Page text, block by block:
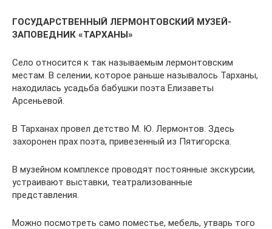
ГОСУДАРСТВЕННЫЙ ЛЕРМОНТОВСКИЙ МУЗЕЙ-
ЗАПОВЕДНИК «ТАРХАНЫ»
Село относится к так называемым лермонтовским
местам. В селении, которое раньше называлось Тарханы,
находилась усадьба бабушки поэта Елизаветы
Арсеньевой.
В Тарханах провел детство М. Ю. Лермонтов. Здесь
захоронен прах поэта, привезенный из Пятигорска.
В музейном комплексе проводят постоянные экскурсии,
устраивают выставки, театрализованные
представления.
Можно посмотреть само поместье, мебель, утварь того